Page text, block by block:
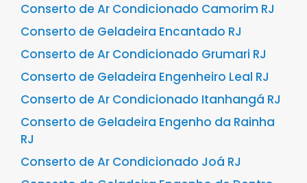
Conserto de Ar Condicionado Camorim RJ
Conserto de Geladeira Encantado RJ
Conserto de Ar Condicionado Grumari RJ
Conserto de Geladeira Engenheiro Leal RJ
Conserto de Ar Condicionado Itanhangá RJ
Conserto de Geladeira Engenho da Rainha
RJ
Conserto de Ar Condicionado Joá RJ